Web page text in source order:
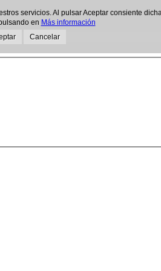
servicios. Al pulsar Aceptar consiente
en Más información
Cancelar